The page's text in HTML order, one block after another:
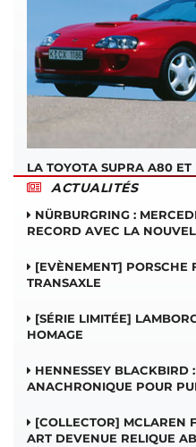
LA TOYOTA SUPRA A80 ET
ACTUALITÉS
NÜRBURGRING :
RECORD AVEC LA
[EVÈNEMENT] PORSCHE
TRANSAXLE
[SÉRIE LIMITÉE]
HOMAGE
HENNESSEY BLACKBIRD
ANACHRONIQUE POUR
[COLLECTOR] MCLAREN
ART DEVENUE RELIQUE